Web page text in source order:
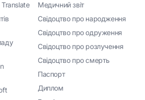
Медичний звіт
Свідоцтво про народження
Свідоцтво про одруження
Свідоцтво про розлучення
Свідоцтво про смерть
Паспорт
Диплом